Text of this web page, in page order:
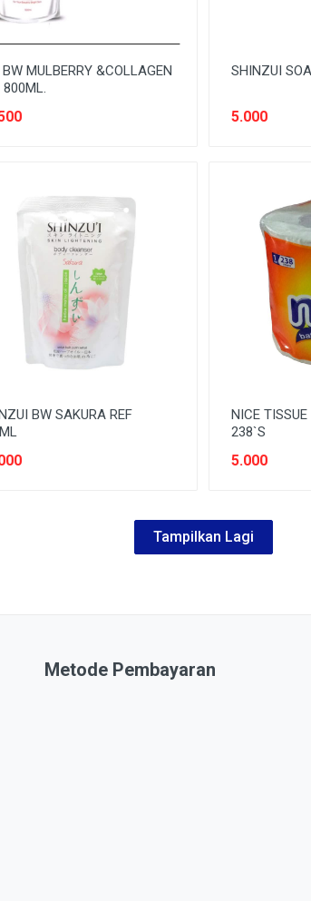
MULBERRY &COLLAGEN
800ML.
SHINZUI
5.000
BW SAKURA REF
NICE TISSUE
238`S
5.000
Tampilkan Lagi
Metode Pembayaran